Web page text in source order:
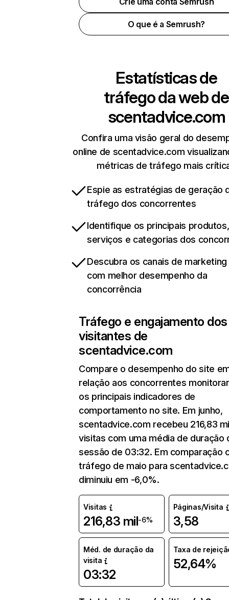
O que é a Semrush?
Estatísticas de
tráfego da web de
scentadvice.com
Confira uma visão geral do
online de scentadvice.com
métricas de tráfego mais
Espie as estratégias de geração
tráfego dos concorrentes
Identifique os principais produtos,
serviços e categorias dos
Descubra os canais de
com melhor desempenho da
concorrência
Tráfego e engajamento dos
visitantes de
scentadvice.com
Compare o desempenho do site
relação aos concorrentes
os principais indicadores de
comportamento no site. Em junho,
scentadvice.com recebeu 216,83
visitas com uma média de duração
sessão de 03:32. Em comparação
tráfego de maio para
diminuiu em -6,0%.
Visitas
216,83 mil-6%
Páginas/Visita
3,58
Méd. de duração da
visita
03:32
Taxa de
52,64%